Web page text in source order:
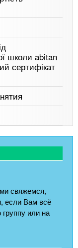
школи abitan
сертифікат
свяжемся,
если Вам всё
или на